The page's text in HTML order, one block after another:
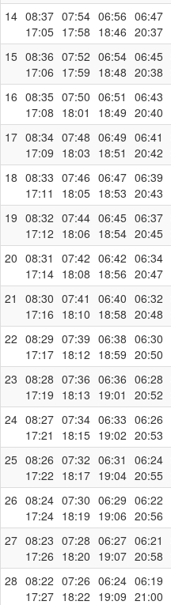
14 08:37
17:05
07:54
17:58
06:56
18:46
06:47
20:37
15 08:36
17:06
07:52
17:59
06:54
18:48
06:45
20:38
16 08:35
17:08
07:50
18:01
06:51
18:49
06:43
20:40
17 08:34
17:09
07:48
18:03
06:49
18:51
06:41
20:42
18 08:33
17:11
07:46
18:05
06:47
18:53
06:39
20:43
19 08:32
17:12
07:44
18:06
06:45
18:54
06:37
20:45
20 08:31
17:14
07:42
18:08
06:42
18:56
06:34
20:47
21
08:30
17:16
07:41
18:10
06:40
18:58
06:32
20:48
22 08:29
17:17
07:39
18:12
06:38
18:59
06:30
20:50
23 08:28
17:19
07:36
18:13
06:36
19:01
06:28
20:52
24 08:27
17:21
07:34
18:15
06:33
19:02
06:26
20:53
25 08:26
17:22
07:32
18:17
06:31
19:04
06:24
20:55
26 08:24
17:24
07:30
18:19
06:29
19:06
06:22
20:56
27 08:23
17:26
07:28
18:20
06:27
19:07
06:21
20:58
28 08:22
17:27
07:26
18:22
06:24
19:09
06:19
21:00